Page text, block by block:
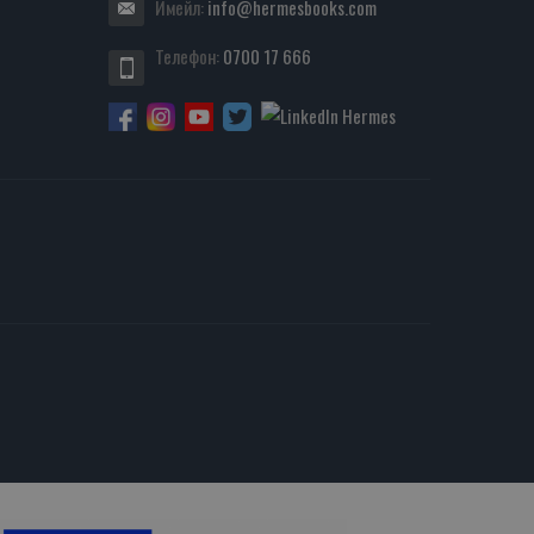
Имейл:info@hermesbooks.com
Телефон:0700 17 666